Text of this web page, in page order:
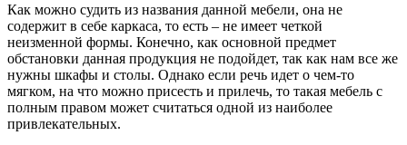
Как можно судить из названия данной мебели, она не
содержит в себе каркаса, то есть – не имеет четкой
неизменной формы. Конечно, как основной предмет
обстановки данная продукция не подойдет, так как нам все же
нужны шкафы и столы. Однако если речь идет о чем-то
мягком, на что можно присесть и прилечь, то такая мебель с
полным правом может считаться одной из наиболее
привлекательных.